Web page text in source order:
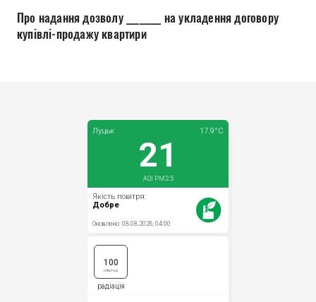
Документи
Про надання дозволу ________ на укладення договору
купівлі-продажу квартири